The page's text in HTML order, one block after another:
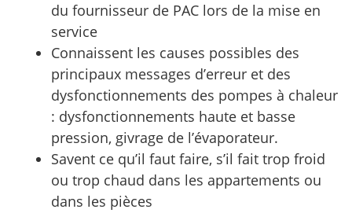
du fournisseur de PAC lors de la mise en
service
Connaissent les causes possibles des
principaux messages d’erreur et des
dysfonctionnements des pompes à chaleur
: dysfonctionnements haute et basse
pression, givrage de l’évaporateur.
Savent ce qu’il faut faire, s’il fait trop froid
ou trop chaud dans les appartements ou
dans les pièces